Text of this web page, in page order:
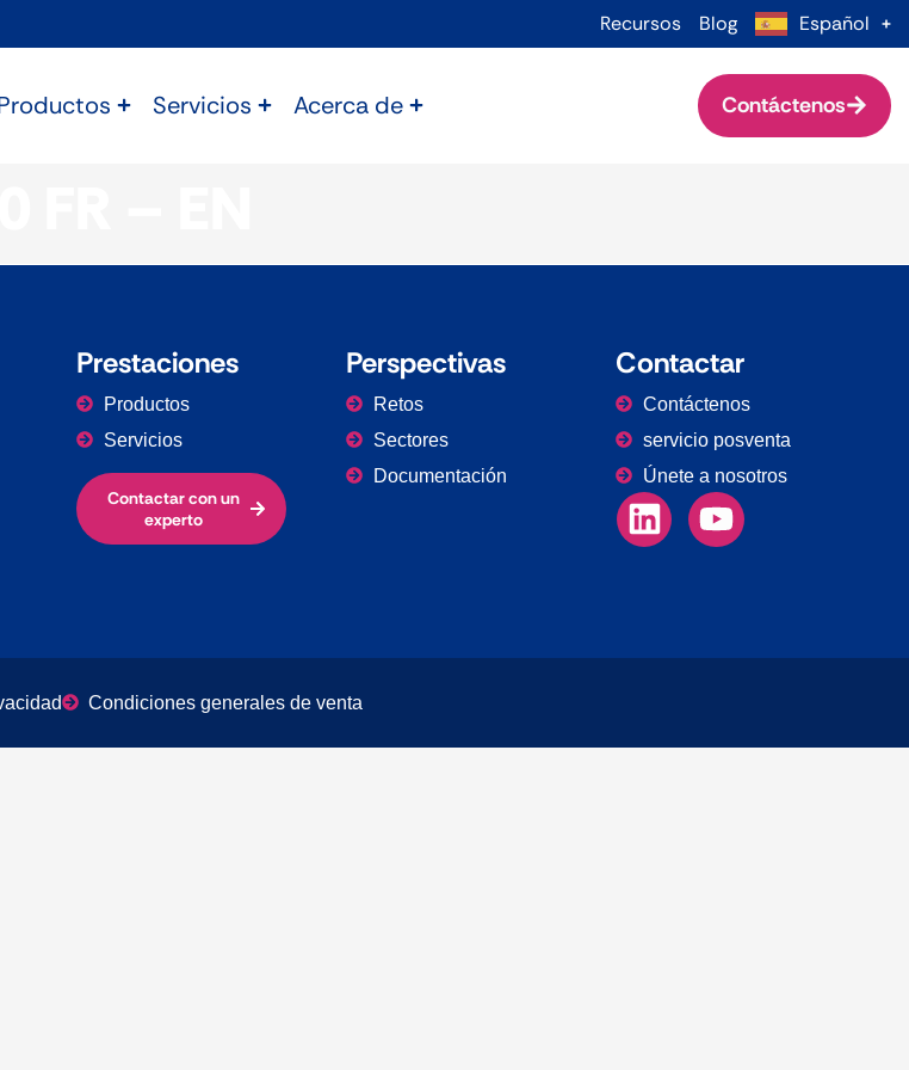
Recursos Blog Español
Servicios Acerca de Contáctenos
Prestaciones
Productos
Servicios
Contactar con un
experto
Perspectivas
Retos
Sectores
Documentación
Contactar
Contáctenos
servicio posventa
Únete a nosotros
Condiciones generales de venta